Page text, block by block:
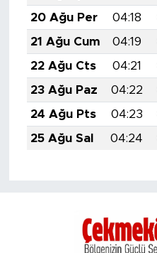
20 Ağu Per
04:18
21 Ağu Cum
04:19
22 Ağu Cts
04:21
23 Ağu Paz
04:22
24 Ağu Pts
04:23
25 Ağu Sal
04:24